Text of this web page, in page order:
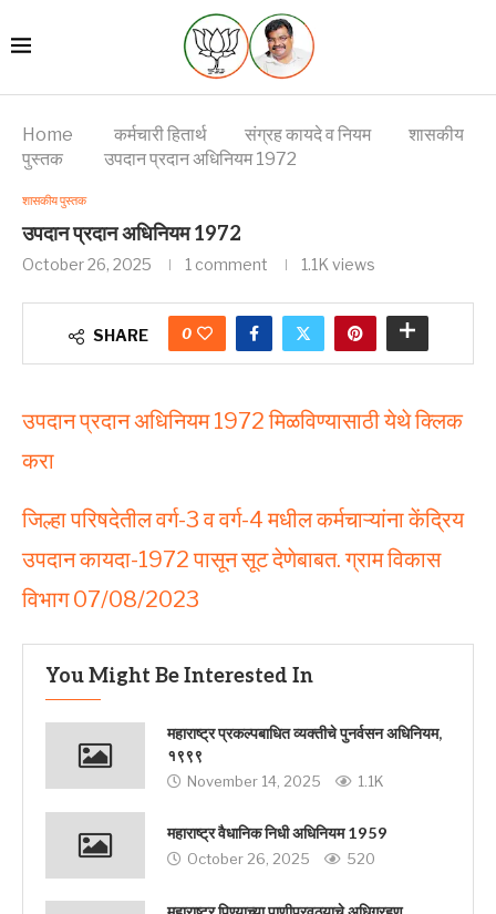
Home कर्मचारी हितार्थ संग्रह कायदे व नियम
शासकीय
पुस्तक
उपदान प्रदान अधिनियम 1972
शासकीय पुस्तक
उपदान प्रदान अधिनियम 1972
October 26, 2025 1 comment 1.1K views
SHARE 0
उपदान प्रदान अधिनियम 1972 मिळविण्यासाठी येथे क्लिक
करा
जिल्हा परिषदेतील वर्ग-3 व वर्ग-4 मधील कर्मचाऱ्यांना केंद्रिय
उपदान कायदा-1972 पासून सूट देणेबाबत. ग्राम विकास
विभाग 07/08/2023
You Might Be Interested In
महाराष्ट्र प्रकल्पबाधित व्यक्तीचे पुनर्वसन अधिनियम,
१९९९
November 14, 2025 1.1K
महाराष्ट्र वैधानिक निधी अधिनियम 1959
October 26, 2025 520